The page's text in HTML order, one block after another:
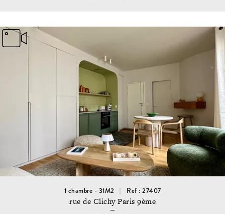
1 chambre - 31M2 Ref : 27407
rue de Clichy Paris 9ème